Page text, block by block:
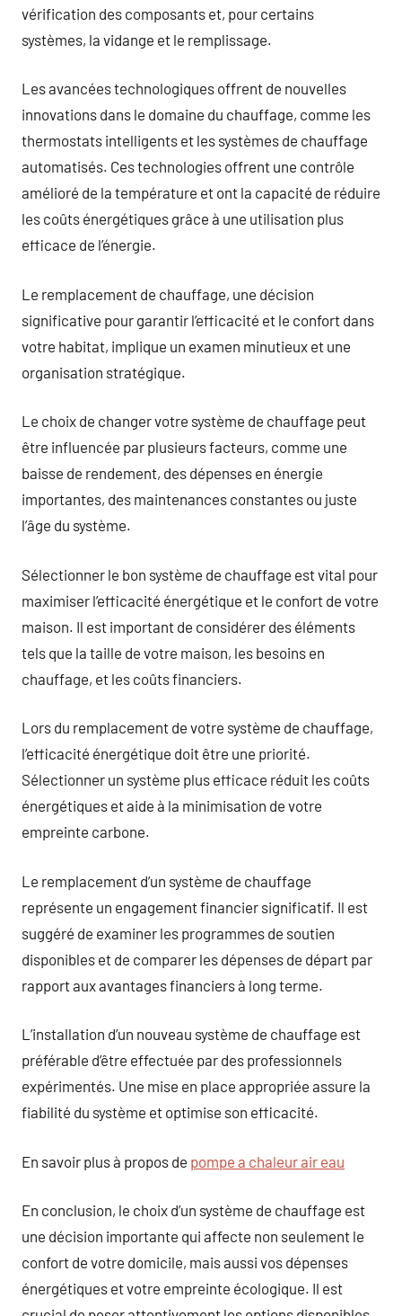
vérification des composants et, pour certains
systèmes, la vidange et le remplissage.
Les avancées technologiques offrent de nouvelles
innovations dans le domaine du chauffage, comme les
thermostats intelligents et les systèmes de chauffage
automatisés. Ces technologies offrent une contrôle
amélioré de la température et ont la capacité de réduire
les coûts énergétiques grâce à une utilisation plus
efficace de l’énergie.
Le remplacement de chauffage, une décision
significative pour garantir l’efficacité et le confort dans
votre habitat, implique un examen minutieux et une
organisation stratégique.
Le choix de changer votre système de chauffage peut
être influencée par plusieurs facteurs, comme une
baisse de rendement, des dépenses en énergie
importantes, des maintenances constantes ou juste
l’âge du système.
Sélectionner le bon système de chauffage est vital pour
maximiser l’efficacité énergétique et le confort de votre
maison. Il est important de considérer des éléments
tels que la taille de votre maison, les besoins en
chauffage, et les coûts financiers.
Lors du remplacement de votre système de chauffage,
l’efficacité énergétique doit être une priorité.
Sélectionner un système plus efficace réduit les coûts
énergétiques et aide à la minimisation de votre
empreinte carbone.
Le remplacement d’un système de chauffage
représente un engagement financier significatif. Il est
suggéré de examiner les programmes de soutien
disponibles et de comparer les dépenses de départ par
rapport aux avantages financiers à long terme.
L’installation d’un nouveau système de chauffage est
préférable d’être effectuée par des professionnels
expérimentés. Une mise en place appropriée assure la
fiabilité du système et optimise son efficacité.
En savoir plus à propos de pompe a chaleur air eau
En conclusion, le choix d’un système de chauffage est
une décision importante qui affecte non seulement le
confort de votre domicile, mais aussi vos dépenses
énergétiques et votre empreinte écologique. Il est